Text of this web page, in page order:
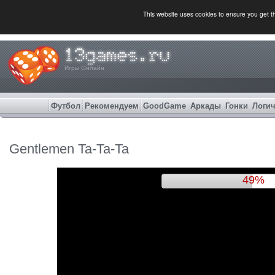
This website uses cookies to ensure you get
Игры Онлайн
Футбол Рекомендуем GoodGame Аркады Гонки
Gentlemen Ta-Ta-Ta
52%